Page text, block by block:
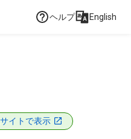
ヘルプ English
イトで表示